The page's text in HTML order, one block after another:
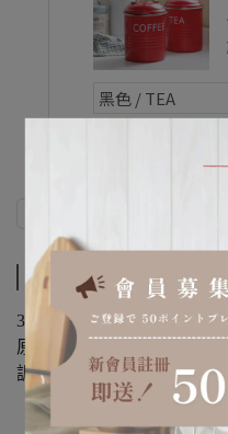
商品介紹
304不鏽鋼製成，扁平壓頭
原味，
調酒、水果茶、果汁都可用